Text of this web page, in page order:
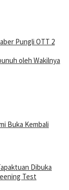
Pungli OTT 2
oleh Wakilnya
Buka Kembali
Dibuka
Test